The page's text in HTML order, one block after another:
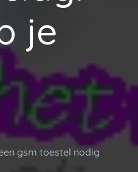
je
gsm toestel nodig